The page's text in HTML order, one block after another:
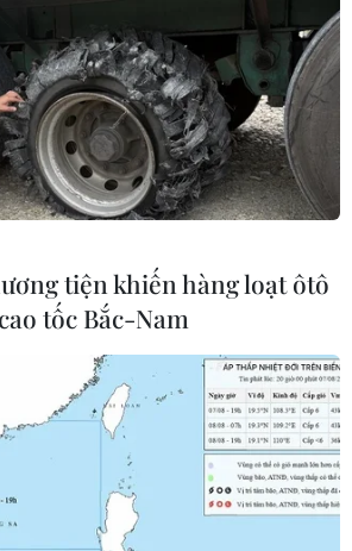
tiện khiến hàng loạt ôtô
tốc Bắc-Nam